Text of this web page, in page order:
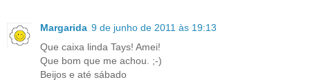
Margarida 9 de junho de 2011 às 19:13
Que caixa linda Tays! Amei!
Que bom que me achou. ;-)
Beijos e até sábado